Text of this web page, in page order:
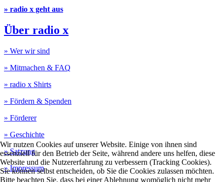
» radio x geht aus
Über radio x
» Wer wir sind
» Mitmachen & FAQ
» radio x Shirts
» Fördern & Spenden
» Förderer
» Geschichte
» Satzung
» Impressum
Wir nutzen Cookies auf unserer Website. Einige von ihnen sind
essenziell für den Betrieb der Seite, während andere uns helfen, diese
Website und die Nutzererfahrung zu verbessern (Tracking Cookies).
Sie können selbst entscheiden, ob Sie die Cookies zulassen möchten.
Bitte beachten Sie, dass bei einer Ablehnung womöglich nicht mehr